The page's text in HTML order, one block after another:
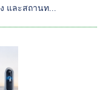
และสถานท...